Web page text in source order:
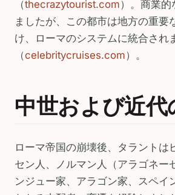
（thecrazytourist.com）。商業的
ましたが、この都市は地方の重要
け、ローマのシステムに統合され
（celebritycruises.com）。
中世および近代
ローマ帝国の崩壊後、タラントは
セン人、ノルマン人（アラゴネー
ンジュー家、アラゴン家、スペイ